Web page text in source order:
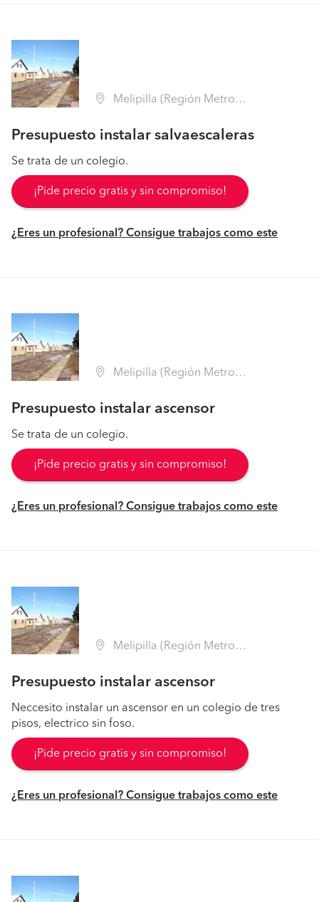
Melipilla (Región Metropolitana - Melipilla)
Presupuesto instalar salvaescaleras
Se trata de un colegio.
¡Pide precio gratis y sin compromiso!
¿Eres un profesional? Consigue trabajos como este
Melipilla (Región Metropolitana - Melipilla)
Presupuesto instalar ascensor
Se trata de un colegio.
¡Pide precio gratis y sin compromiso!
¿Eres un profesional? Consigue trabajos como este
Melipilla (Región Metropolitana - Melipilla)
Presupuesto instalar ascensor
Neccesito instalar un ascensor en un colegio de tres
pisos, electrico sin foso.
¡Pide precio gratis y sin compromiso!
¿Eres un profesional? Consigue trabajos como este